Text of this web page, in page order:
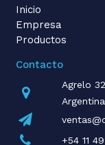
Inicio
Empresa
Productos
Contacto
Agrelo
Argentina
+54 11